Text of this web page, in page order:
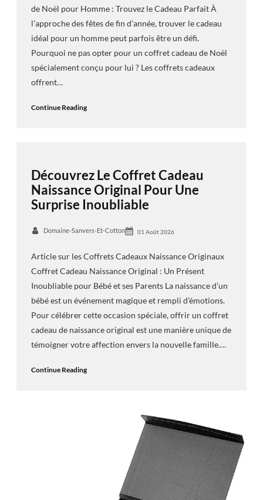
de Noël pour Homme : Trouvez le Cadeau Parfait À
l’approche des fêtes de fin d’année, trouver le cadeau
idéal pour un homme peut parfois être un défi.
Pourquoi ne pas opter pour un coffret cadeau de Noël
spécialement conçu pour lui ? Les coffrets cadeaux
offrent…
Continue Reading
Découvrez Le Coffret Cadeau
Naissance Original Pour Une
Surprise Inoubliable
Domaine-Sanvers-Et-Cotton 01 Août 2026
Article sur les Coffrets Cadeaux Naissance Originaux
Coffret Cadeau Naissance Original : Un Présent
Inoubliable pour Bébé et ses Parents La naissance d’un
bébé est un événement magique et rempli d’émotions.
Pour célébrer cette occasion spéciale, offrir un coffret
cadeau de naissance original est une manière unique de
témoigner votre affection envers la nouvelle famille.…
Continue Reading